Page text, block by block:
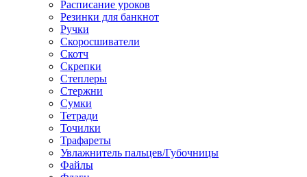
Расписание уроков
Резинки для банкнот
Ручки
Скоросшиватели
Скотч
Скрепки
Степлеры
Стержни
Сумки
Тетради
Точилки
Трафареты
Увлажнитель пальцев/Губочницы
Файлы